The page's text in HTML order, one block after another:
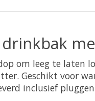
om leeg te laten
Geschikt voor
inclusief